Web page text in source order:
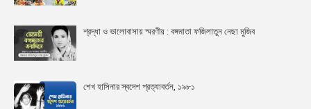
শ্রদ্ধা ও ভালোবাসায় স্মরণীয় : বঙ্গমাতা ফজিলাতুন নেছা মুজিব
শেখ হাসিনার স্বদেশ প্রত্যাবর্তন, ১৯৮১